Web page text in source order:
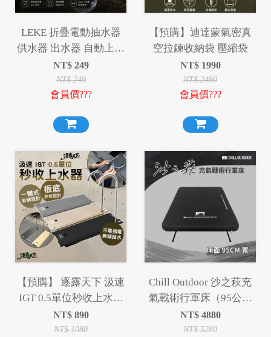
LEKE 折疊電動抽水器
供水器 出水器 自動上水
器 抽水機
NT$ 249
NT$249
會員價???
【預購】迪達蒙氣密真
空拉鍊收納袋 壓縮袋
NT$ 1990
NT$2490
會員價???
【預購】 逐露天下 汲速
IGT 0.5單位秒收上水器
半單位 抽水器
NT$ 890
NT$1080
Chill Outdoor 沙之萩充
氣戰術行軍床（95公分
寬）
NT$ 4880
NT$5280